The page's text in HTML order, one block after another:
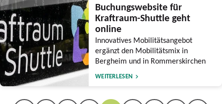
Buchungswebsite für
Kraftraum-Shuttle geht
online
Innovatives Mobilitätsangebot
ergänzt den Mobilitätsmix in
Bergheim und in Rommerskirchen
WEITERLESEN